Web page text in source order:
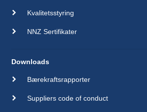
Kvalitetsstyring
NNZ Sertifikater
Downloads
Bærekraftsrapporter
Suppliers code of conduct